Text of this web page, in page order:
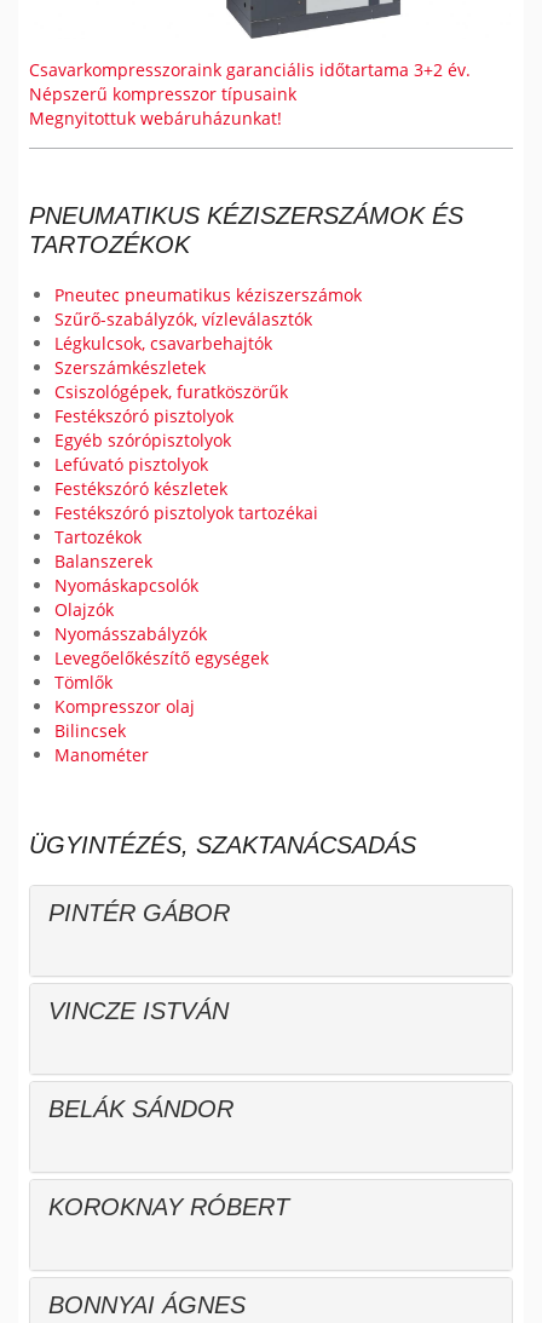
Csavarkompresszoraink garanciális időtartama 3+2 év.
Népszerű kompresszor típusaink
Megnyitottuk webáruházunkat!
PNEUMATIKUS KÉZISZERSZÁMOK ÉS
TARTOZÉKOK
Pneutec pneumatikus kéziszerszámok
Szűrő-szabályzók, vízleválasztók
Légkulcsok, csavarbehajtók
Szerszámkészletek
Csiszológépek, furatköszörűk
Festékszóró pisztolyok
Egyéb szórópisztolyok
Lefúvató pisztolyok
Festékszóró készletek
Festékszóró pisztolyok tartozékai
Tartozékok
Balanszerek
Nyomáskapcsolók
Olajzók
Nyomásszabályzók
Levegőelőkészítő egységek
Tömlők
Kompresszor olaj
Bilincsek
Manométer
ÜGYINTÉZÉS, SZAKTANÁCSADÁS
PINTÉR GÁBOR
VINCZE ISTVÁN
BELÁK SÁNDOR
KOROKNAY RÓBERT
BONNYAI ÁGNES